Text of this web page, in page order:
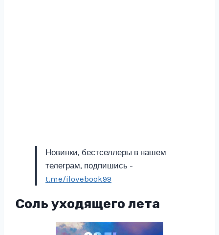
Новинки, бестселлеры в нашем
телеграм, подпишись -
t.me/ilovebook99
Соль уходящего лета